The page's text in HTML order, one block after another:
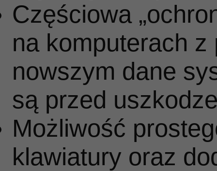
Częściowa
na komputerach
nowszym dane
są przed
Możliwość
klawiatury oraz